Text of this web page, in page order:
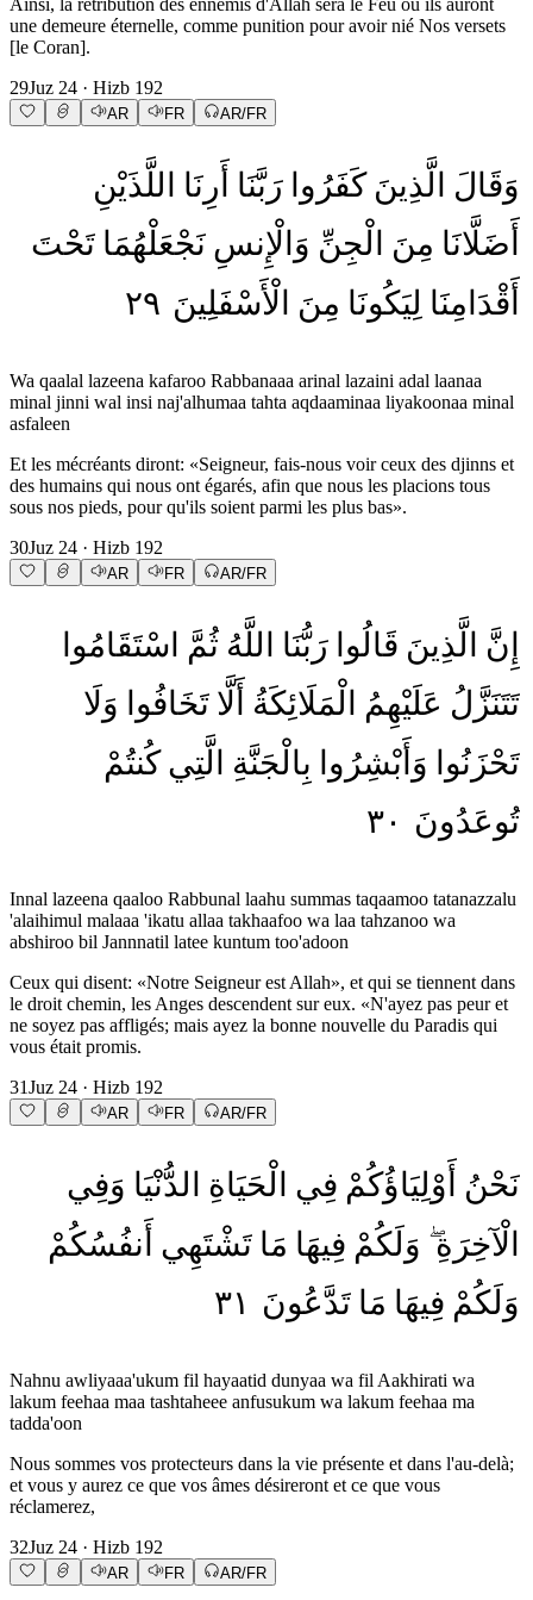
une demeure éternelle, comme punition pour avoir nié Nos versets
[le Coran].
29Juz 24 · Hizb 192
AR FR AR/FR
وَقَالَ الَّذِينَ كَفَرُوا رَبَّنَا أَرِنَا
اللَّذَيْنِ
أَضَلَّانَا مِنَ الْجِنِّ وَالْإِنسِ نَجْعَلْهُمَا تَحْتَ
أَقْدَامِنَا لِيَكُونَا مِنَ الْأَسْفَلِينَ ٢٩
Wa qaalal lazeena kafaroo Rabbanaaa arinal lazaini adal laanaa
minal jinni wal insi naj'alhumaa tahta aqdaaminaa liyakoonaa minal
asfaleen
Et les mécréants diront: «Seigneur, fais-nous voir ceux des djinns et
des humains qui nous ont égarés, afin que nous les placions tous
sous nos pieds, pour qu'ils soient parmi les plus bas».
30Juz 24 · Hizb 192
AR FR AR/FR
إِنَّ الَّذِينَ قَالُوا رَبُّنَا اللَّهُ ثُمَّ اسْتَقَامُوا
تَتَنَزَّلُ عَلَيْهِمُ الْمَلَائِكَةُ أَلَّا تَخَافُوا وَلَا
تَحْزَنُوا وَأَبْشِرُوا بِالْجَنَّةِ الَّتِي كُنتُمْ
تُوعَدُونَ ٣٠
Innal lazeena qaaloo Rabbunal laahu summas taqaamoo tatanazzalu
'alaihimul malaaa 'ikatu allaa takhaafoo wa laa tahzanoo wa
abshiroo bil Jannnatil latee kuntum too'adoon
Ceux qui disent: «Notre Seigneur est Allah», et qui se tiennent dans
le droit chemin, les Anges descendent sur eux. «N'ayez pas peur et
ne soyez pas affligés; mais ayez la bonne nouvelle du Paradis qui
vous était promis.
31Juz 24 · Hizb 192
AR FR AR/FR
نَحْنُ أَوْلِيَاؤُكُمْ فِي الْحَيَاةِ الدُّنْيَا وَفِي
الْآخِرَةِ وَلَكُمْ فِيهَا مَا تَشْتَهِي أَنفُسُكُمْ
وَلَكُمْ فِيهَا مَا تَدَّعُونَ ٣١
Nahnu awliyaaa'ukum fil hayaatid dunyaa wa fil Aakhirati wa
lakum feehaa maa tashtaheee anfusukum wa lakum feehaa ma
tadda'oon
Nous sommes vos protecteurs dans la vie présente et dans l'au-delà;
et vous y aurez ce que vos âmes désireront et ce que vous
réclamerez,
32Juz 24 · Hizb 192
AR FR AR/FR